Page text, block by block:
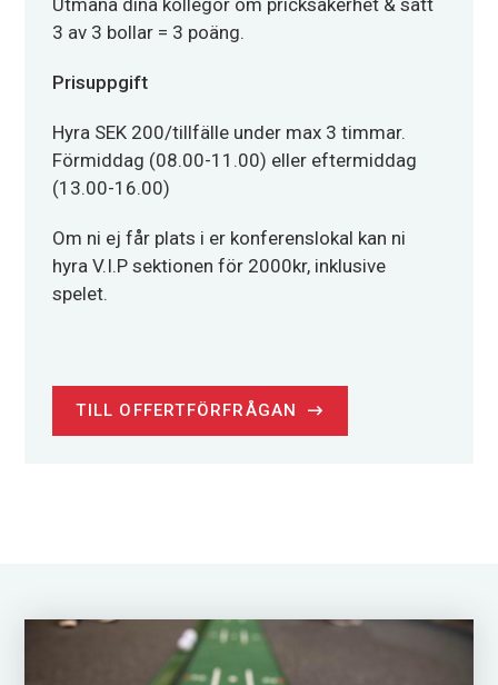
Utmana dina kollegor om pricksäkerhet & sätt
3 av 3 bollar = 3 poäng.
Prisuppgift
Hyra SEK 200/tillfälle under max 3 timmar.
Förmiddag (08.00-11.00) eller eftermiddag
(13.00-16.00)
Om ni ej får plats i er konferenslokal kan ni
hyra V.I.P sektionen för 2000kr, inklusive
spelet.
TILL OFFERTFÖRFRÅGAN